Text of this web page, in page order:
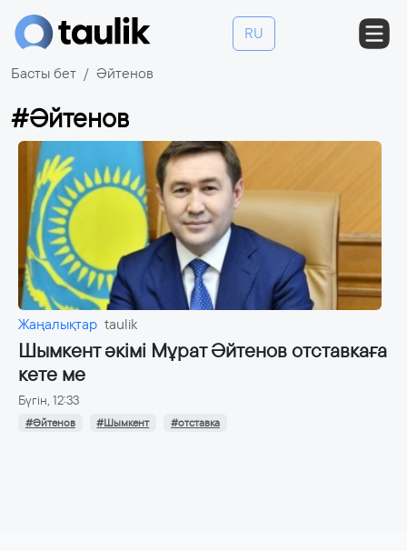
RU
Басты бет Әйтенов
#Әйтенов
Жаңалықтар taulik
Шымкент әкімі Мұрат Әйтенов отставкаға
кете ме
Бүгін, 12:33
#Әйтенов #Шымкент #отставка